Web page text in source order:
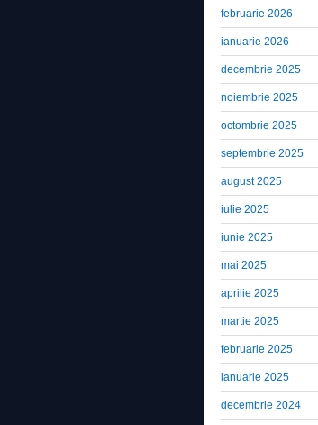
februarie 2026
ianuarie 2026
decembrie 2025
noiembrie 2025
octombrie 2025
septembrie 2025
august 2025
iulie 2025
iunie 2025
mai 2025
aprilie 2025
martie 2025
februarie 2025
ianuarie 2025
decembrie 2024